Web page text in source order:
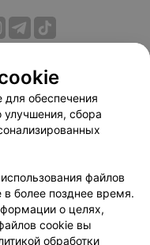
Способы оплаты
сервиса
relax.by
cookie
обеспечения
улучшения, сбора
файлов
в более позднее время.
о целях,
cookie вы
обработки